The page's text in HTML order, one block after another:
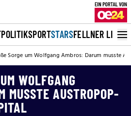
POLITIKSPORTSTARSFELLNER LIVE
Sorge um Wolfgang Ambros: Darum musste
WOLFGANG A
AUSTROPOP-L